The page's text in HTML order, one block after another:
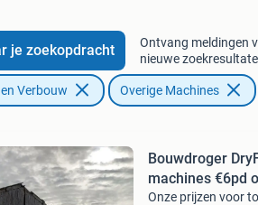
je zoekopdracht
Ontvang meldingen
nieuwe
Verbouw Overige Machines
Bouwdroger
machines €6pd
Onze prijzen voor